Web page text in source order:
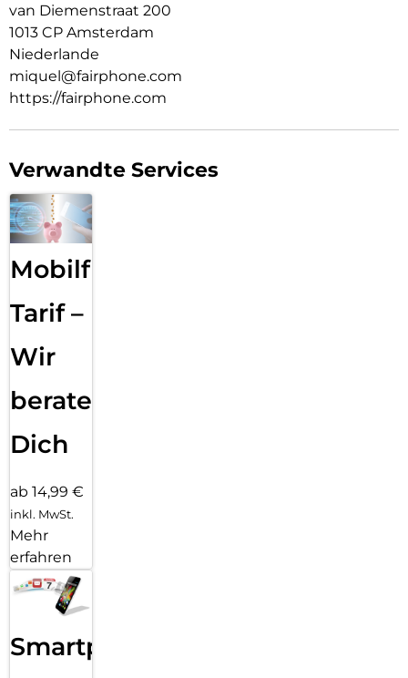
van Diemenstraat 200
1013 CP Amsterdam
Niederlande
miquel@fairphone.com
https://fairphone.com
Verwandte Services
Mobilfunk
Tarif –
Wir
beraten
Dich
ab 14,99 €
inkl. MwSt.
Mehr
erfahren
Smartphone